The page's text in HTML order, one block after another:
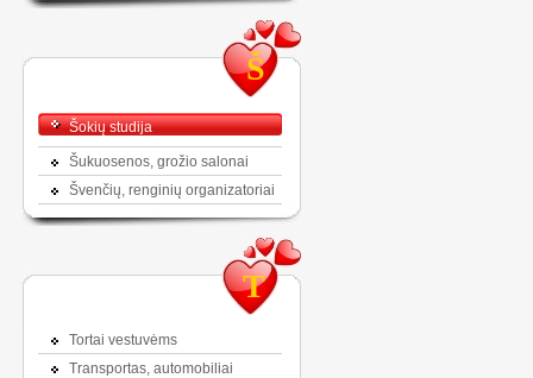
Š
Šokių studija
Šukuosenos, grožio salonai
Švenčių, renginių organizatoriai
T
Tortai vestuvėms
Transportas, automobiliai